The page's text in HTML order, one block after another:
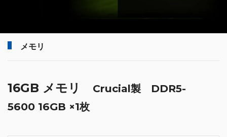
メモリ
16GB メモリ
Crucial製 DDR5-
5600 16GB ×1枚